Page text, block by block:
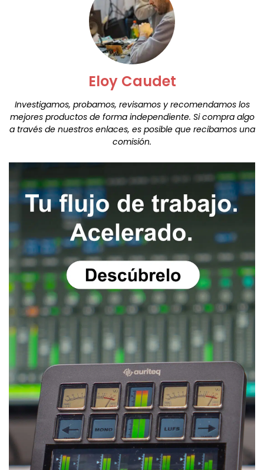
Eloy Caudet
Investigamos, probamos, revisamos y recomendamos los
mejores productos de forma independiente. Si compra algo
a través de nuestros enlaces, es posible que recibamos una
comisión.